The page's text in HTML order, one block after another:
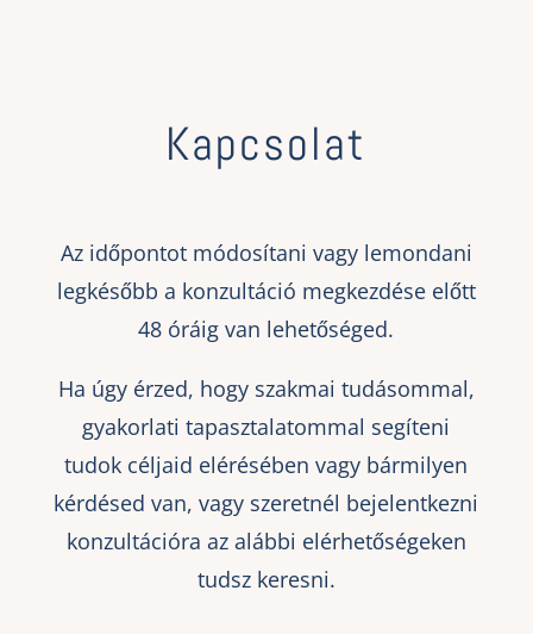
Kapcsolat
Az időpontot módosítani vagy lemondani
legkésőbb a konzultáció megkezdése előtt
48 óráig van lehetőséged.
Ha úgy érzed, hogy szakmai tudásommal,
gyakorlati tapasztalatommal segíteni
tudok céljaid elérésében vagy bármilyen
kérdésed van, vagy szeretnél bejelentkezni
konzultációra az alábbi elérhetőségeken
tudsz keresni.